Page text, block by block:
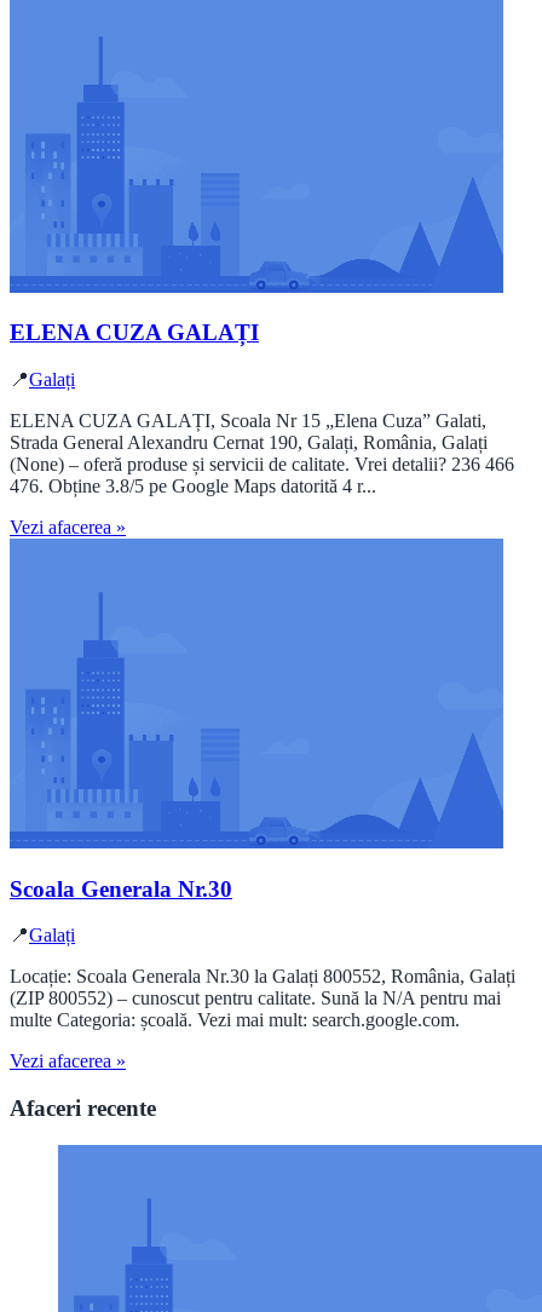
ELENA CUZA GALAȚI
📍Galați
ELENA CUZA GALAȚI, Scoala Nr 15 „Elena Cuza” Galati,
Strada General Alexandru Cernat 190, Galați, România, Galați
(None) – oferă produse și servicii de calitate. Vrei detalii? 236 466
476. Obține 3.8/5 pe Google Maps datorită 4 r...
Vezi afacerea »
Scoala Generala Nr.30
📍Galați
Locație: Scoala Generala Nr.30 la Galați 800552, România, Galați
(ZIP 800552) – cunoscut pentru calitate. Sună la N/A pentru mai
multe Categoria: școală. Vezi mai mult: search.google.com.
Vezi afacerea »
Afaceri recente